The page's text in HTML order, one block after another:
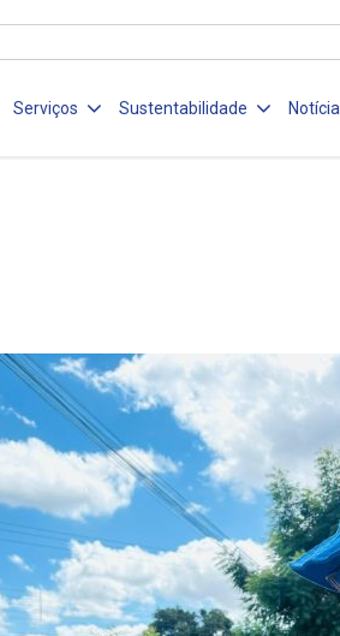
Serviços Sustentabilidade